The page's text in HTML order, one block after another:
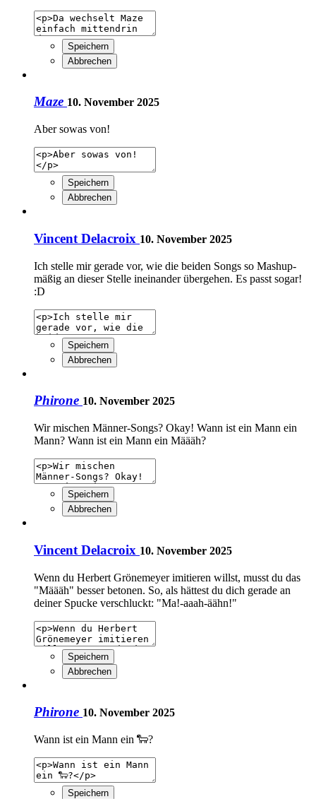
Speichern
Abbrechen
Maze 10. November 2025
Aber sowas von!
Speichern
Abbrechen
Vincent Delacroix 10. November 2025
Ich stelle mir gerade vor, wie die beiden Songs so Mashup-
mäßig an dieser Stelle ineinander übergehen. Es passt sogar!
:D
Speichern
Abbrechen
Phirone 10. November 2025
Wir mischen Männer-Songs? Okay! Wann ist ein Mann ein
Mann? Wann ist ein Mann ein Määäh?
Speichern
Abbrechen
Vincent Delacroix 10. November 2025
Wenn du Herbert Grönemeyer imitieren willst, musst du das
"Määäh" besser betonen. So, als hättest du dich gerade an
deiner Spucke verschluckt: "Ma!-aaah-äähn!"
Speichern
Abbrechen
Phirone 10. November 2025
Wann ist ein Mann ein 🐑?
Speichern